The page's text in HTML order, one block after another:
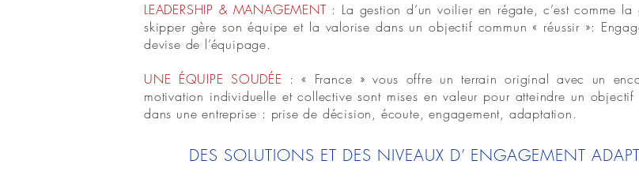
LEADERSHIP & MANAGEMENT : La gestion d’un voilier en régate, c’est comme
skipper gère son équipe et la valorise dans un objectif commun « réussir »:
devise de l’équipage.
UNE ÉQUIPE SOUDÉE : « France » vous offre un terrain original avec un
motivation individuelle et collective sont mises en valeur pour atteindre un
dans une entreprise : prise de décision, écoute, engagement, adaptation.
DES SOLUTIONS ET DES NIVEAUX D’ ENGAGEMENT